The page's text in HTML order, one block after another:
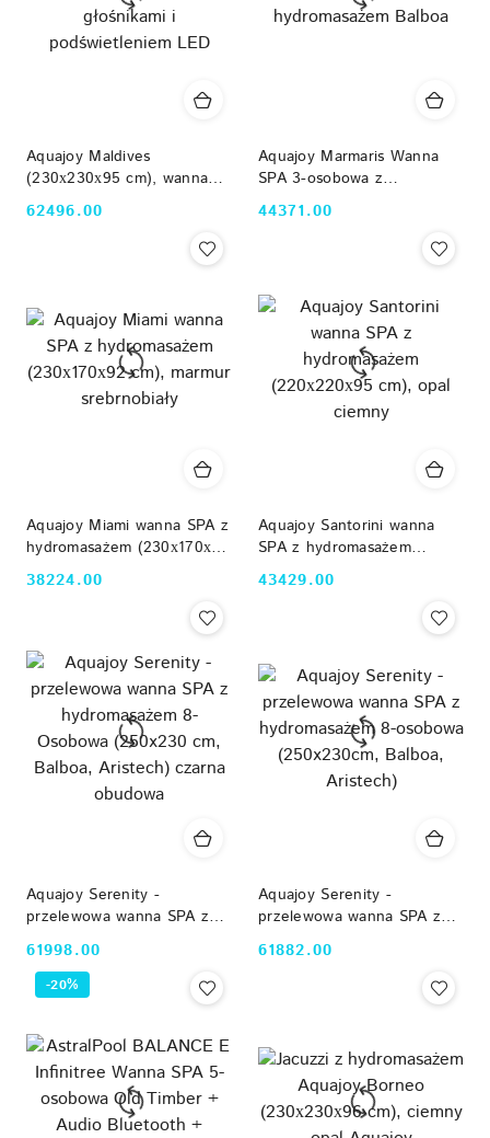
Aquajoy Maldives
(230х230х95 cm), wanna
SPA, ciemny opal, z
głośnikami i podświetleniem
Cena:
62496.00
Aquajoy Marmaris Wanna
SPA 3-osobowa z
hydromasażem Balboa
Cena:
44371.00
Aquajoy Miami wanna SPA z
hydromasażem (230х170х92
cm), marmur srebrnobiały
Cena:
38224.00
Aquajoy Santorini wanna
SPA z hydromasażem
(220х220х95 cm), opal
ciemny
Cena:
43429.00
Aquajoy Serenity -
przelewowa wanna SPA z
hydromasażem 8-Osobowa
(250x230 cm, Balboa,
Aristech) czarna obudowa
Cena:
61998.00
Aquajoy Serenity -
przelewowa wanna SPA z
hydromasażem 8-osobowa
(250x230cm, Balboa,
Cena:
61882.00
-20%